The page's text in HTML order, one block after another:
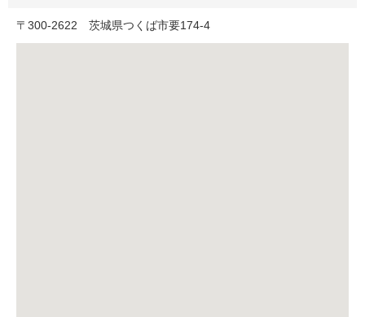
〒 300-2622 茨城県つくば市要174-4